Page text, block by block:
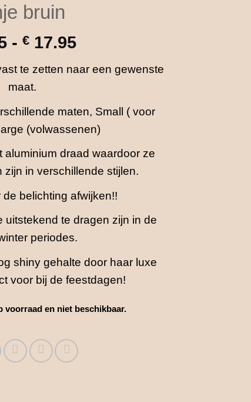
bruin
- € 17.95Prijsklasse:
tot
te zetten naar een gewenste
maat.
maten, Small ( voor
(volwassenen)
draad waardoor ze
zijn in verschillende stijlen.
belichting afwijken!!
uitstekend te dragen zijn in de
periodes.
shiny gehalte door haar luxe
voor bij de feestdagen!
voorraad en niet beschikbaar.